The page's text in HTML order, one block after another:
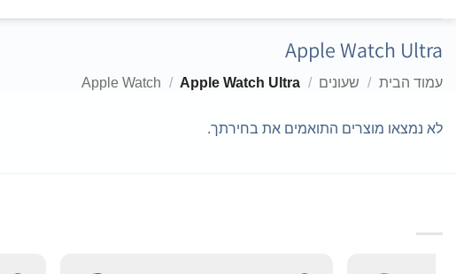
Apple Watch Ultra
עמוד הבית / שעונים /
Apple Watch / Apple Watch Ultra
לא נמצאו מוצרים התואמים את בחירתך.